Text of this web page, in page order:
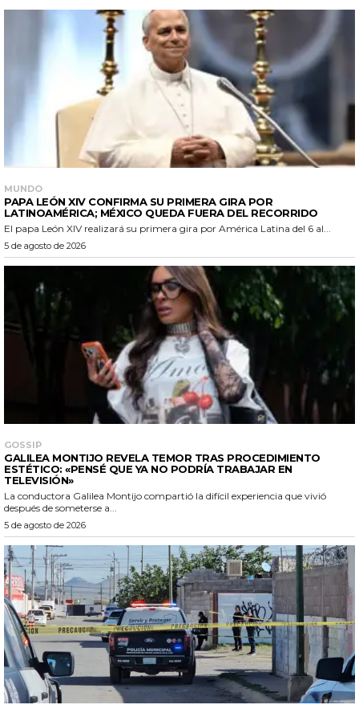
MUNDO
PAPA LEÓN XIV CONFIRMA SU PRIMERA GIRA POR
LATINOAMÉRICA; MÉXICO QUEDA FUERA DEL RECORRIDO
El papa León XIV realizará su primera gira por América Latina del 6 al...
5 de agosto de 2026
GOSSIP
GALILEA MONTIJO REVELA TEMOR TRAS PROCEDIMIENTO
ESTÉTICO: «PENSÉ QUE YA NO PODRÍA TRABAJAR EN
TELEVISIÓN»
La conductora Galilea Montijo compartió la difícil experiencia que vivió
después de someterse a...
5 de agosto de 2026